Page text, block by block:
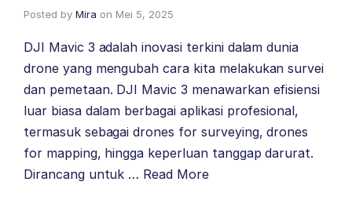
Posted by Mira on Mei 5, 2025
DJI Mavic 3 adalah inovasi terkini dalam dunia
drone yang mengubah cara kita melakukan survei
dan pemetaan. DJI Mavic 3 menawarkan efisiensi
luar biasa dalam berbagai aplikasi profesional,
termasuk sebagai drones for surveying, drones
for mapping, hingga keperluan tanggap darurat.
Dirancang untuk … Read More